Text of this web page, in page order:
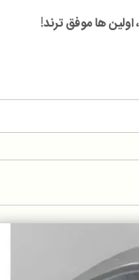
اولین ها موفق ترند!